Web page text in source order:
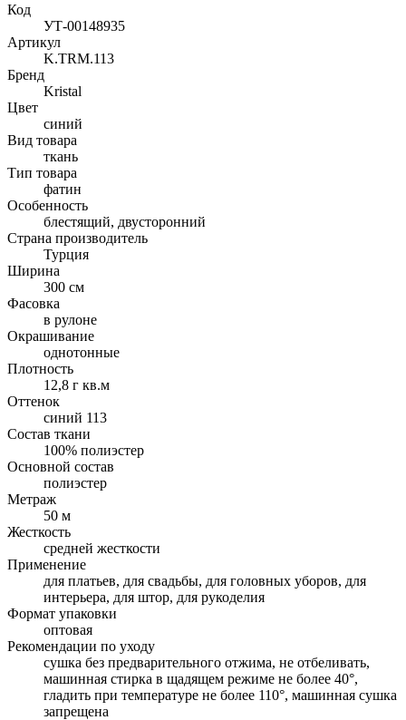
Код
УТ-00148935
Артикул
K.TRM.113
Бренд
Kristal
Цвет
синий
Вид товара
ткань
Тип товара
фатин
Особенность
блестящий, двусторонний
Страна производитель
Турция
Ширина
300 см
Фасовка
в рулоне
Окрашивание
однотонные
Плотность
12,8 г кв.м
Оттенок
синий 113
Состав ткани
100% полиэстер
Основной состав
полиэстер
Метраж
50 м
Жесткость
средней жесткости
Применение
для платьев, для свадьбы, для головных уборов, для
интерьера, для штор, для рукоделия
Формат упаковки
оптовая
Рекомендации по уходу
cушка без предварительного отжима, не отбеливать,
машинная стирка в щадящем режиме не более 40°,
гладить при температуре не более 110°, машинная сушка
запрещена